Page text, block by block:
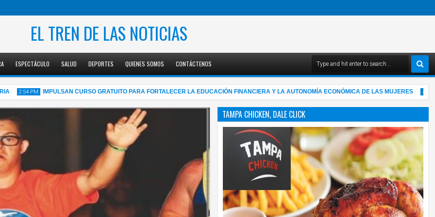
EL TREN DE LAS NOTICIAS
ESPECTÁCULO SALUD DEPORTES QUIENES SOMOS CONTÁCTENOS
PM
Aug
IMPULSAN CURSO GRATUITO PARA FORTALECER LA EDUCACIÓN FINANCIERA Y LA AUTONOMÍA ECONÓMICA DE LAS MUJERES 4:03 AM
05 Aug
2026
TAMPA CHICKEN, DALE CLICK